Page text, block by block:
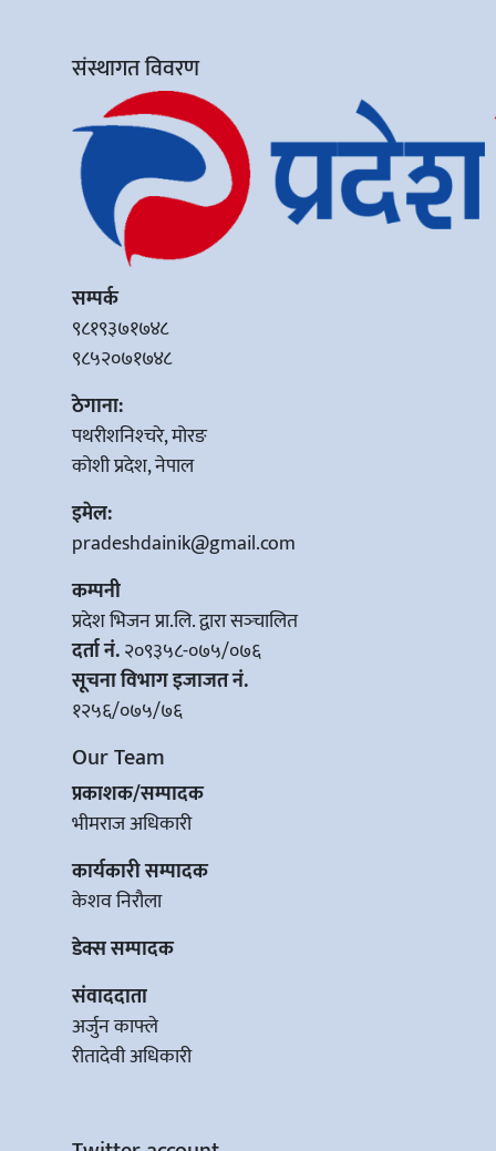
संस्थागत विवरण
सम्पर्क
९८१९३७१७४८
९८५२०७१७४८
ठेगाना:
पथरीशनिश्‍चरे, मोरङ
कोशी प्रदेश, नेपाल
इमेल:
pradeshdainik@gmail.com
कम्पनी
प्रदेश भिजन प्रा.लि. द्वारा सञ्‍चालित
दर्ता नं.२०९३५८-०७५/०७६
सूचना विभाग इजाजत नं.
१२५६/०७५/७६
Our Team
प्रकाशक/सम्पादक
भीमराज अधिकारी
कार्यकारी सम्पादक
केशव निरौला
डेक्स सम्पादक
संवाददाता
अर्जुन काफ्ले
रीतादेवी अधिकारी